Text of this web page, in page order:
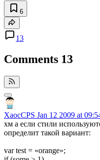
6
13
Comments 13
XaocCPS Jan 12 2009 at
хм а если стили
определит такой вариант:
var test = «orange»;